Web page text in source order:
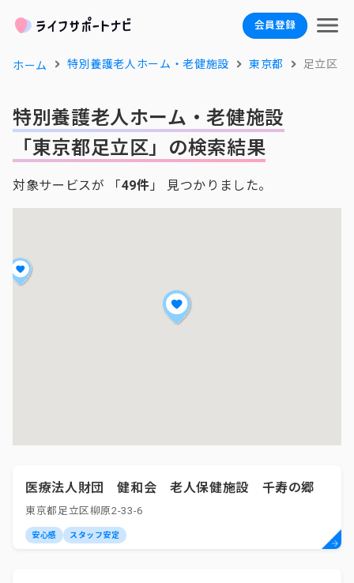
会員登録
ホーム 特別養護老人ホーム・老健施設 東京都 足立区
特別養護老人ホーム・老健施設
「東京都足立区」の検索結果
対象サービスが 「49件 」 見つかりました。
医療法人財団 健和会 老人保健施設 千寿の郷
東京都足立区柳原2-33-6
安心感 スタッフ安定